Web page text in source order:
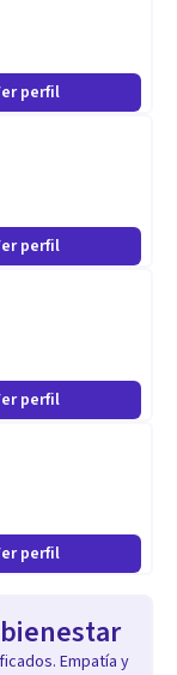
perfil
perfil
perfil
perfil
Empatía y